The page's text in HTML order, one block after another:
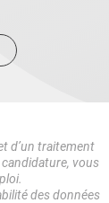
d’un traitement
vous
des données